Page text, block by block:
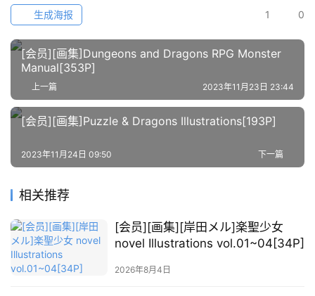
本
站
1 0
生成海报
[会员][画集]Dungeons and Dragons RPG Monster
Manual[353P]
上一篇 2023年11月23日 23:44
[会员][画集]Puzzle & Dragons Illustrations[193P]
下一篇
2023年11月24日 09:50
相关推荐
[会员][画集][岸田メル]楽聖少女
novel Illustrations vol.01~04[34P]
2026年8月4日